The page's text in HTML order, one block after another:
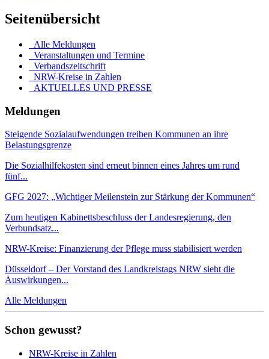
Seitenübersicht
Alle Meldungen
Veranstaltungen und Termine
Verbandszeitschrift
NRW-Kreise in Zahlen
AKTUELLES UND PRESSE
Meldungen
Steigende Sozialaufwendungen treiben Kommunen an ihre
Belastungsgrenze
Die Sozialhilfekosten sind erneut binnen eines Jahres um rund
fünf...
GFG 2027: „Wichtiger Meilenstein zur Stärkung der Kommunen“
Zum heutigen Kabinettsbeschluss der Landesregierung, den
Verbundsatz...
NRW-Kreise: Finanzierung der Pflege muss stabilisiert werden
Düsseldorf – Der Vorstand des Landkreistags NRW sieht die
Auswirkungen...
Alle Meldungen
Schon gewusst?
NRW-Kreise in Zahlen